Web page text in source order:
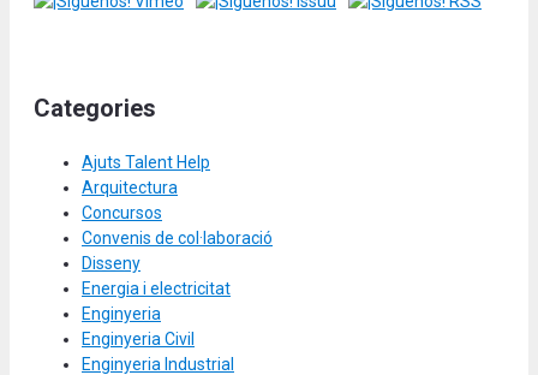
Categories
Ajuts Talent Help
Arquitectura
Concursos
Convenis de col·laboració
Disseny
Energia i electricitat
Enginyeria
Enginyeria Civil
Enginyeria Industrial